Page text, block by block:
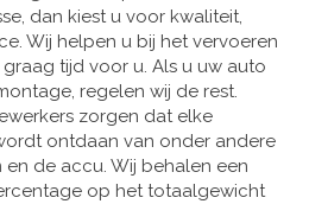
dan kiest u voor kwaliteit,
Wij helpen u bij het vervoeren
tijd voor u. Als u uw auto
regelen wij de rest.
zorgen dat elke
ontdaan van onder andere
de accu. Wij behalen een
op het totaalgewicht